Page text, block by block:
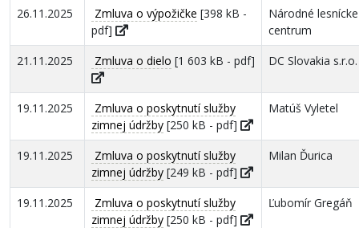
26.11.2025 Zmluva o výpožičke [398 kB -
pdf]
Národné lesnícke
centrum
21.11.2025
Zmluva o dielo [1 603 kB - pdf] DC Slovakia s.r.o.
19.11.2025
Zmluva o poskytnutí služby
zimnej údržby [250 kB - pdf]
Matúš Vyletel
19.11.2025
Zmluva o poskytnutí služby
zimnej údržby [249 kB - pdf]
Milan Ďurica
19.11.2025
Zmluva o poskytnutí služby
zimnej údržby [250 kB - pdf]
Ľubomír Gregáň